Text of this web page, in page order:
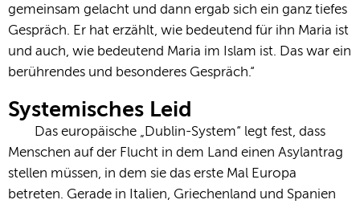
gemeinsam gelacht und dann ergab sich ein ganz tiefes
Gespräch. Er hat erzählt, wie bedeutend für ihn Maria ist
und auch, wie bedeutend Maria im Islam ist. Das war ein
berührendes und besonderes Gespräch.“
Systemisches Leid
Das europäische „Dublin-System“ legt fest, dass
Menschen auf der Flucht in dem Land einen Asylantrag
stellen müssen, in dem sie das erste Mal Europa
betreten. Gerade in Italien, Griechenland und Spanien